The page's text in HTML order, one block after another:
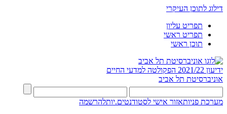
דילוג לתוכן העיקרי
תפריט עליון
תפריט ראשי
תוכן ראשי
ידיעון 2021/22
הפקולטה למדעי החיים
אוניברסיטת תל אביב
מערכת פניותאזור אישי לסטודנטים.יותלהרשמה